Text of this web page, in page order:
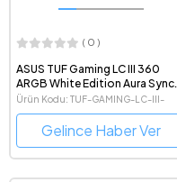
( 0 )
ASUS TUF Gaming LC III 360
ARGB White Edition Aura Sync
Intel LGA1851-1700 ve AMD AM5
Destekli 360mm Beyaz İşlemci
Sıvı Soğutucu
Ürün Kodu: TUF-GAMING-LC-III-
360-ARGB-WHITE-EDITION
Gelince Haber Ver